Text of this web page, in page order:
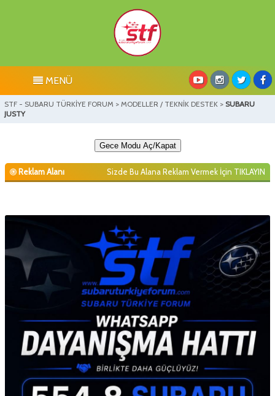
MENÜ
STF - SUBARU TÜRKİYE FORUM > MODELLER / TEKNİK DESTEK > SUBARU
JUSTY
Gece Modu Aç/Kapat
Reklam Alanı Sizde Bu Alana Reklam Vermek İçin TIKLAYIN